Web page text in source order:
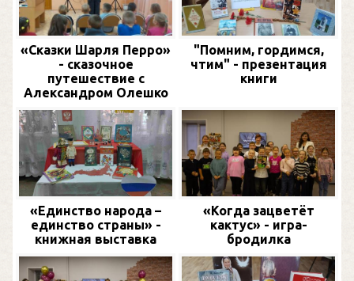
«Сказки Шарля Перро»
- сказочное
путешествие с
Александром Олешко
"Помним, гордимся,
чтим" - презентация
книги
«Единство народа –
единство страны» -
книжная выставка
«Когда зацветёт
кактус» - игра-
бродилка